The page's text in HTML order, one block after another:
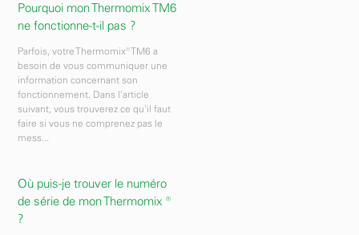
Pourquoi mon Thermomix TM6
ne fonctionne-t-il pas ?
Parfois, votre Thermomix® TM6 a
besoin de vous communiquer une
information concernant son
fonctionnement. Dans l'article
suivant, vous trouverez ce qu'il faut
faire si vous ne comprenez pas le
mess...
Où puis-je trouver le numéro
de série de mon Thermomix ®
?